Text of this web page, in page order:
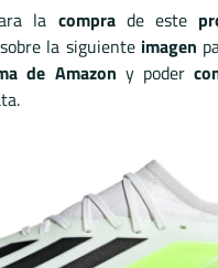
la comprade este
la siguiente imagen
de Amazon y poder